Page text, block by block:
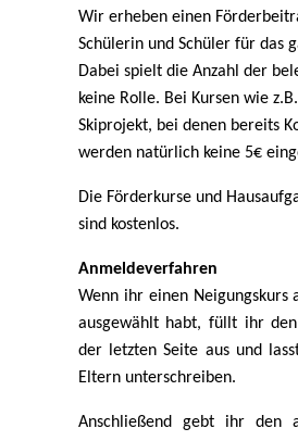
Wir erheben einen
Schülerin und Schüler für das
Dabei spielt die Anzahl der
keine Rolle. Bei Kursen wie
Skiprojekt, bei denen bereits
werden natürlich keine 5€
Die Förderkurse und
sind kostenlos.
Anmeldeverfahren
Wenn ihr einen Neigungskurs
ausgewählt habt, füllt ihr
der letzten Seite aus und
Eltern unterschreiben.
Anschließend gebt ihr den